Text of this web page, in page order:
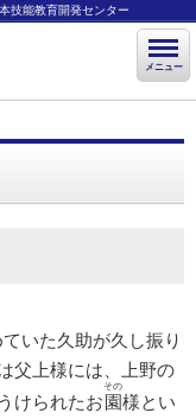
技能教育開発センター
メニュー
ていた久助が久し振り
父上様には、上野の
けられたお園
その
様とい